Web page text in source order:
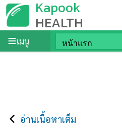
Kapook
HEALTH
เมนู
อ่านเนื้อหาเต็ม